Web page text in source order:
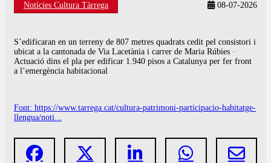
Notícies Cultura Tàrrega 08-07-2026
S’edificaran en un terreny de 807 metres quadrats cedit pel consistori i
ubicat a la cantonada de Via Lacetània i carrer de Maria Rúbies ·
Actuació dins el pla per edificar 1.940 pisos a Catalunya per fer front
a l’emergència habitacional
Font: https://www.tarrega.cat/cultura-patrimoni-participacio-habitatge-
llengua/noti...